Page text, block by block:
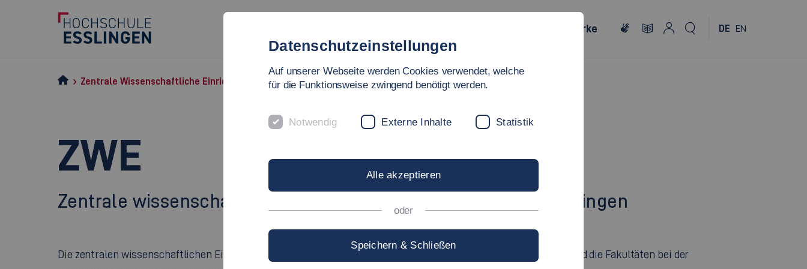
Netzwerke DE EN
Zentrale Wissenschaftliche Einrichtungen
ZWE
Zentrale wissenschaftliche Einrichtungen der Hochschule Esslingen
Die zentralen wissenschaftlichen Einrichtungen (ZWE) der Hochschule Esslingen unterstützen die Hochschule und die Fakultäten bei der
Datenschutzeinstellungen
Auf unserer Webseite werden Cookies verwendet, welche
für die Funktionsweise zwingend benötigt werden.
Notwendig Externe Inhalte Statistik
Alle akzeptieren
oder
Speichern & Schließen